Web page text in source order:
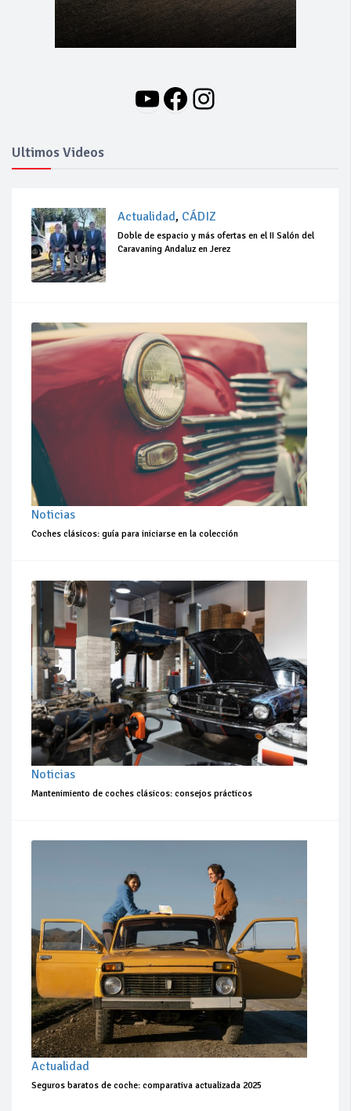
YouTube
Facebook
Instagram
Ultimos Videos
Actualidad, CÁDIZ
Doble de espacio y más ofertas en el II Salón del
Caravaning Andaluz en Jerez
Noticias
Coches clásicos: guía para iniciarse en la colección
Noticias
Mantenimiento de coches clásicos: consejos prácticos
Actualidad
Seguros baratos de coche: comparativa actualizada 2025